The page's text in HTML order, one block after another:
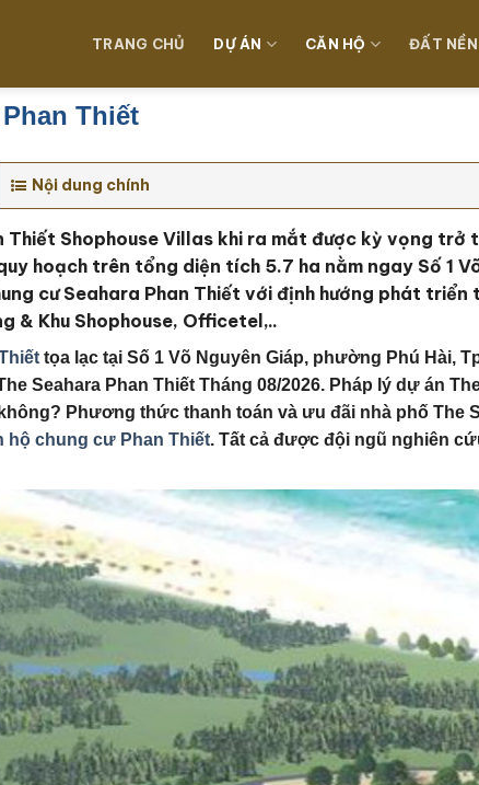
TRANG CHỦ DỰ ÁN CĂN HỘ ĐẤT
Thiết
Nội dung chính
Thiết Shophouse Villas khi ra mắt được kỳ vọng
hoạch trên tổng diện tích 5.7 ha nằm ngay Số 1
cư Seahara Phan Thiết với định hướng phát
& Khu Shophouse, Officetel,..
tọa lạc tại Số 1 Võ Nguyên Giáp, phường Phú Hài,
Seahara Phan Thiết Tháng 08/2026. Pháp lý dự án
Phương thức thanh toán và ưu đãi nhà phố The
hộ chung cư Phan Thiết. Tất cả được đội ngũ nghiên